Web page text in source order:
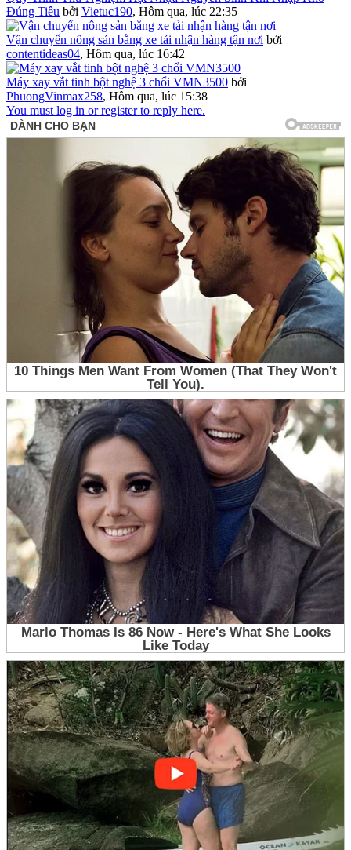
Đúng Tiêu bởi Vietuc190, Hôm qua, lúc 22:35
Vận chuyển nông sản bằng xe tải nhận hàng tận nơi bởi
contentideas04, Hôm qua, lúc 16:42
Máy xay vắt tinh bột nghệ 3 chổi VMN3500 bởi
PhuongVinmax258, Hôm qua, lúc 15:38
You must log in or register to reply here.